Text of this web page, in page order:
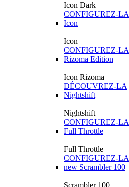
Icon Dark
CONFIGUREZ-LA
Icon
Icon
CONFIGUREZ-LA
Rizoma Edition
Icon Rizoma
DÉCOUVREZ-LA
Nightshift
Nightshift
CONFIGUREZ-LA
Full Throttle
Full Throttle
CONFIGUREZ-LA
new Scrambler 100
Scrambler 100